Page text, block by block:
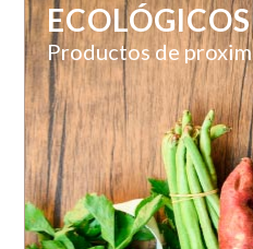
ECOLÓGICOS
Productos de